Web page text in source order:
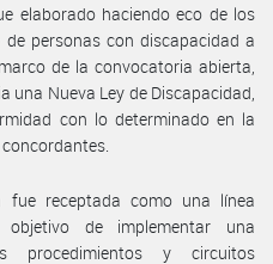
elaborado haciendo eco de los
personas con discapacidad a
de la convocatoria abierta,
Nueva Ley de Discapacidad,
con lo determinado en la
fue receptada como una línea
de implementar una
procedimientos y circuitos